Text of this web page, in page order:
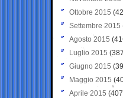
Ottobre 2015
Settembre 2015
Agosto 2015
Luglio 2015
Giugno 2015
Maggio 2015
Aprile 2015